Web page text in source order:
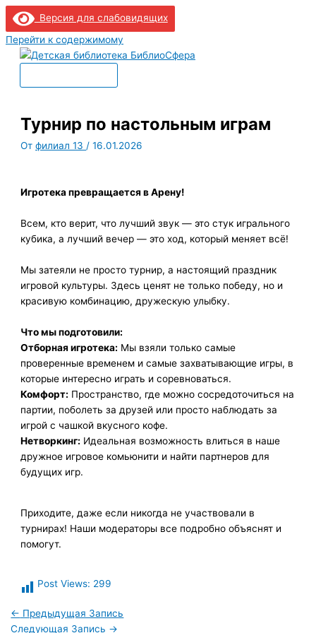
Версия для слабовидящих
Перейти к содержимому
Турнир по настольным играм
Отфилиал 13 /16.01.2026
Игротека превращается в Арену!
Всем, кто верит, что лучший звук — это стук игрального
кубика, а лучший вечер — это ход, который меняет всё!
Мы затеяли не просто турнир, а настоящий праздник
игровой культуры. Здесь ценят не только победу, но и
красивую комбинацию, дружескую улыбку.
Что мы подготовили:
Отборная игротека: Мы взяли только самые
проверенные временем и самые захватывающие игры, в
которые интересно играть и соревноваться.
Комфорт: Пространство, где можно сосредоточиться на
партии, поболеть за друзей или просто наблюдать за
игрой с чашкой вкусного кофе.
Нетворкинг: Идеальная возможность влиться в наше
дружное игровое комьюнити и найти партнеров для
будущих игр.
Приходите, даже если никогда не участвовали в
турнирах! Наши модераторы все подробно объяснят и
помогут.
Post Views: 299
← Предыдущая Запись
Следующая Запись →